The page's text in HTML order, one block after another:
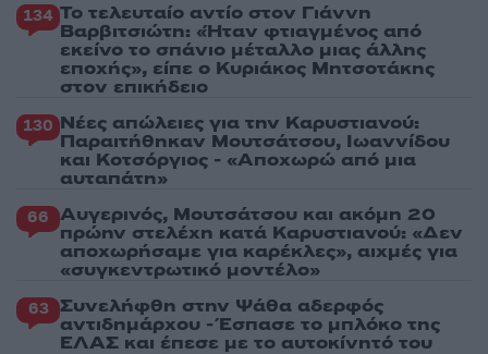
134 Το τελευταίο αντίο στον Γιάννη
Βαρβιτσιώτη: «Ήταν φτιαγμένος από
εκείνο το σπάνιο μέταλλο μιας άλλης
εποχής», είπε ο Κυριάκος Μητσοτάκης
στον επικήδειο
130 Νέες απώλειες για την Καρυστιανού:
Παραιτήθηκαν Μουτσάτσου, Ιωαννίδου
και Κοτσόργιος - «Αποχωρώ από μια
αυταπάτη»
66 Αυγερινός, Μουτσάτσου και ακόμη 20
πρώην στελέχη κατά Καρυστιανού: «Δεν
αποχωρήσαμε για καρέκλες», αιχμές για
«συγκεντρωτικό μοντέλο»
63 Συνελήφθη στην Ψάθα αδερφός
αντιδημάρχου - Έσπασε το μπλόκο της
ΕΛΑΣ και έπεσε με το αυτοκίνητό του